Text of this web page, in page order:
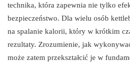
technika, która zapewnia nie tylko
bezpieczeństwo. Dla wielu osób
na spalanie kalorii, który w krótkim
rezultaty. Zrozumienie, jak
może zatem przekształcić je w